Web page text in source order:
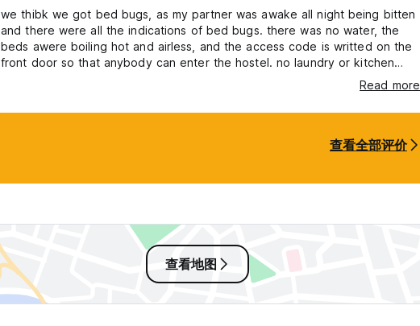
we thibk we got bed bugs, as my partner was awake all night being bitten
and there were all the indications of bed bugs. there was no water, the
beds awere boiling hot and airless, and the access code is writted on the
front door so that anybody can enter the hostel. no laundry or kitchen
facilities and no common area. thisnhostel nearly ruined our trip to tokyo
Read more
查看全部评价
查看地图